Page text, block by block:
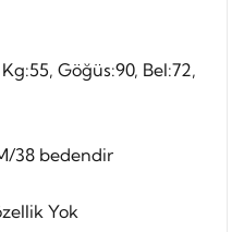
Göğüs:90, Bel:72,
38 bedendir
Yok